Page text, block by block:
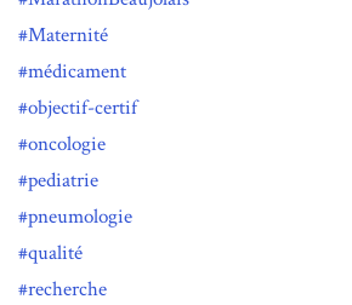
Maternité
médicament
objectif-certif
oncologie
pediatrie
pneumologie
qualité
recherche